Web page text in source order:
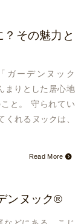
その魅力と
ガーデンヌック
まりとした居心地
と。 守られてい
くれるヌックは、
Read More
ンヌック®